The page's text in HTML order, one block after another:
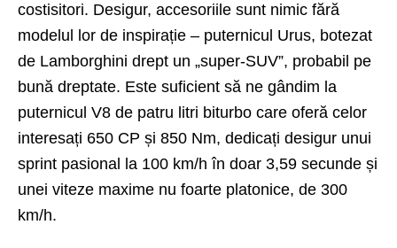
costisitori. Desigur, accesoriile sunt nimic fără
modelul lor de inspirație – puternicul Urus, botezat
de Lamborghini drept un „super-SUV”, probabil pe
bună dreptate. Este suficient să ne gândim la
puternicul V8 de patru litri biturbo care oferă celor
interesați 650 CP și 850 Nm, dedicați desigur unui
sprint pasional la 100 km/h în doar 3,59 secunde și
unei viteze maxime nu foarte platonice, de 300
km/h.